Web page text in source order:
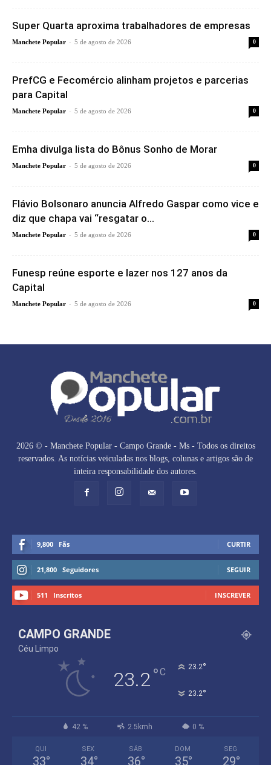
Super Quarta aproxima trabalhadores de empresas
Manchete Popular - 5 de agosto de 2026 0
PrefCG e Fecomércio alinham projetos e parcerias
para Capital
Manchete Popular - 5 de agosto de 2026 0
Emha divulga lista do Bônus Sonho de Morar
Manchete Popular - 5 de agosto de 2026 0
Flávio Bolsonaro anuncia Alfredo Gaspar como vice e
diz que chapa vai “resgatar o...
Manchete Popular - 5 de agosto de 2026 0
Funesp reúne esporte e lazer nos 127 anos da
Capital
Manchete Popular - 5 de agosto de 2026 0
2026 © - Manchete Popular - Campo Grande - Ms - Todos os direitos
reservados. As notícias veiculadas nos blogs, colunas e artigos são de
inteira responsabilidade dos autores.
9,800 Fãs CURTIR
21,800 Seguidores SEGUIR
511 Inscritos INSCREVER
CAMPO GRANDE
Céu Limpo
23.2°C 23.2°
23.2°
42 % 2.5kmh 0 %
QUI
33°
SEX
34°
SÁB
36°
DOM
35°
SEG
29°